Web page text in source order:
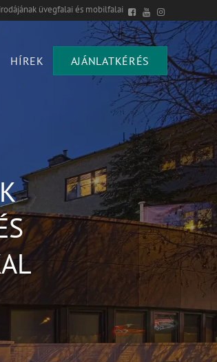
üvegfalai és mobilfalai
HÍREK AJÁNLATKÉRÉS